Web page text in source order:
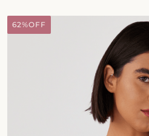
62%OFF